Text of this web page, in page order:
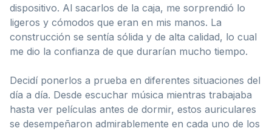
dispositivo. Al sacarlos de la caja, me sorprendió lo
ligeros y cómodos que eran en mis manos. La
construcción se sentía sólida y de alta calidad, lo cual
me dio la confianza de que durarían mucho tiempo.
Decidí ponerlos a prueba en diferentes situaciones del
día a día. Desde escuchar música mientras trabajaba
hasta ver películas antes de dormir, estos auriculares
se desempeñaron admirablemente en cada uno de los